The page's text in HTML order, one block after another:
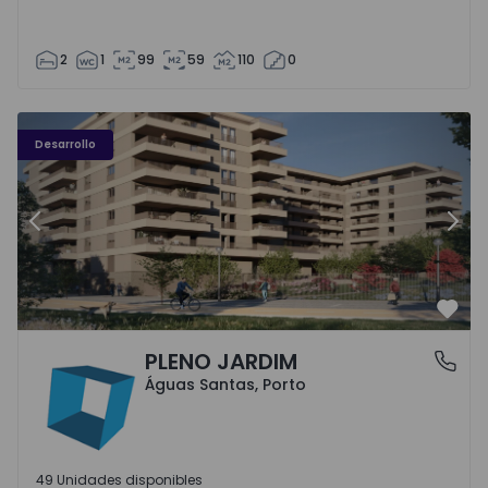
2 1 99 59 110 0
Desarrollo
PLENO JARDIM - 3
Anterior
Águas Santas, PortoPLENO JARDIM
Águas Santas, Porto
49 Unidades disponibles